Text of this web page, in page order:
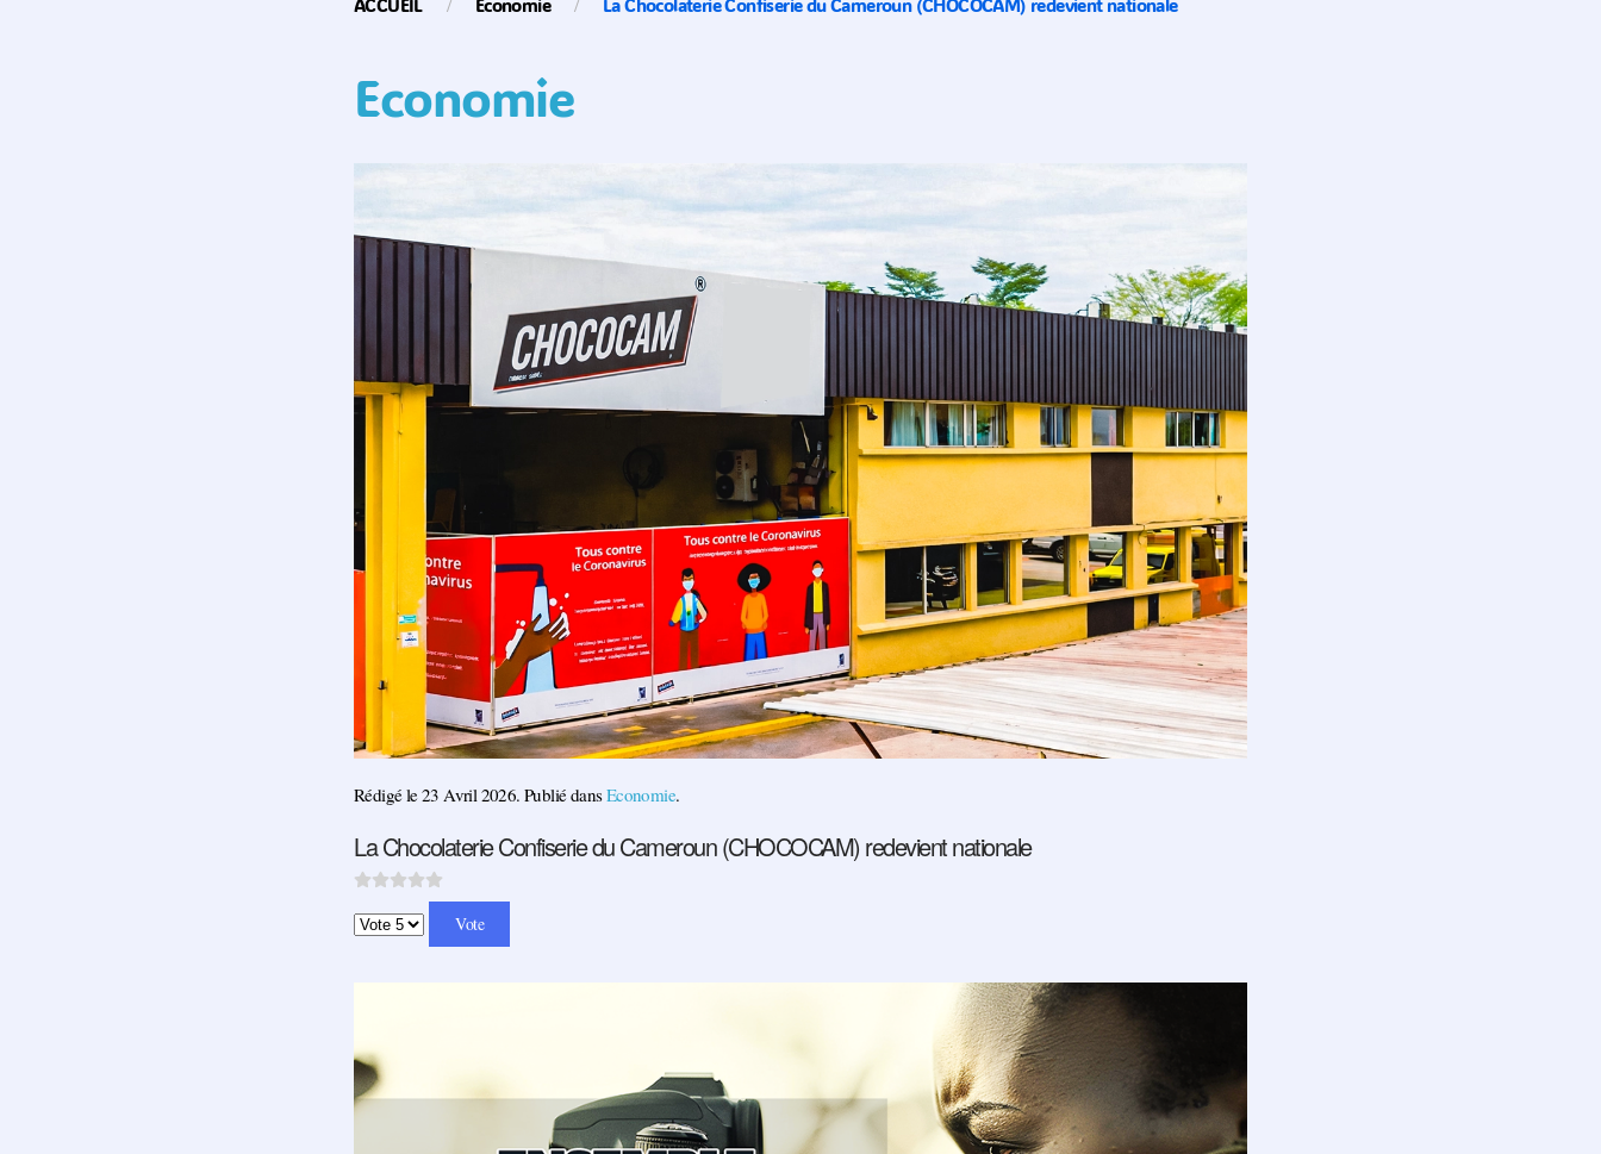
ACCUEIL Economie La Chocolaterie Confiserie du Cameroun (CHOCOCAM) redevient nationale
Economie
Rédigé le23 Avril 2026. Publié dansEconomie.
La Chocolaterie Confiserie du Cameroun (CHOCOCAM) redevient nationale
Veuillez voter